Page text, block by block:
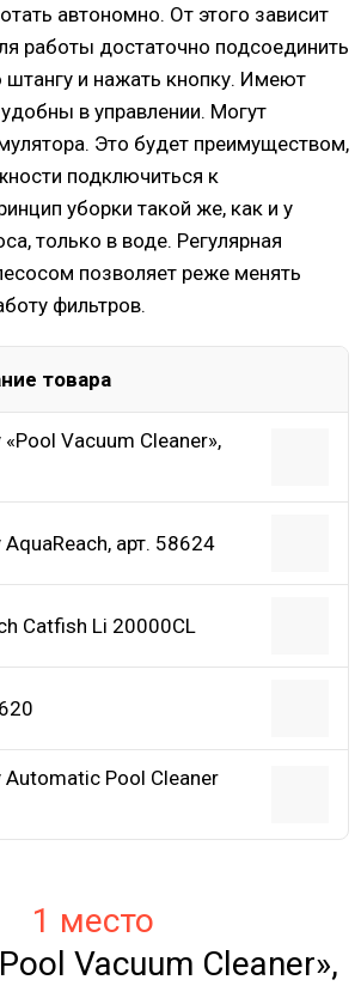
автономно. От этого зависит
работы достаточно подсоединить
штангу и нажать кнопку. Имеют
в управлении. Могут
Это будет преимуществом,
подключиться к
уборки такой же, как и у
только в воде. Регулярная
позволяет реже менять
фильтров.
товара
Vacuum Cleaner»,
арт. 58624
Catfish Li 20000CL
Automatic Pool Cleaner
1 место
Vacuum Cleaner»,